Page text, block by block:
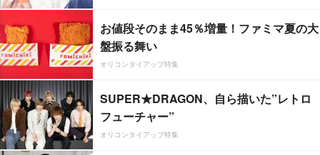
お値段そのまま45％増量！ファミマ夏の大
盤振る舞い
オリコンタイアップ特集
SUPER★DRAGON、自ら描いた”レトロ
フューチャー”
オリコンタイアップ特集